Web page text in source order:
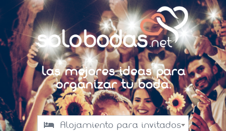
Las mejores ideas para
organizar tu boda.
Alojamiento para invitados